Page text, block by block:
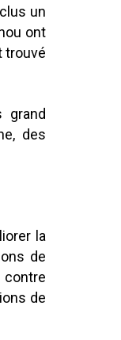
un
ont
trouvé
des
la
de
de